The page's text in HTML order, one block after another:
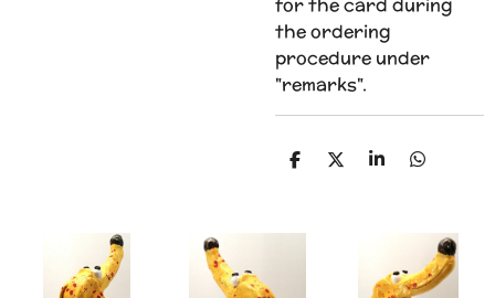
the ordering
procedure under
"remarks".
D
D
S
D